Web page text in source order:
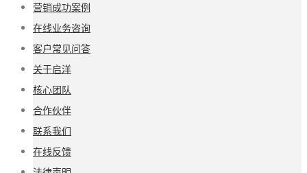
营销成功案例
在线业务咨询
客户常见问答
关于启洋
核心团队
合作伙伴
联系我们
在线反馈